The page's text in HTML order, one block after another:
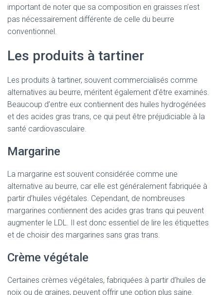
important de noter que sa composition en graisses n’est
pas nécessairement différente de celle du beurre
conventionnel.
Les produits à tartiner
Les produits à tartiner, souvent commercialisés comme
alternatives au beurre, méritent également d’être examinés.
Beaucoup d’entre eux contiennent des huiles hydrogénées
et des acides gras trans, ce qui peut être préjudiciable à la
santé cardiovasculaire.
Margarine
La margarine est souvent considérée comme une
alternative au beurre, car elle est généralement fabriquée à
partir d’huiles végétales. Cependant, de nombreuses
margarines contiennent des acides gras trans qui peuvent
augmenter le LDL. Il est donc essentiel de lire les étiquettes
et de choisir des margarines sans gras trans.
Crème végétale
Certaines crèmes végétales, fabriquées à partir d’huiles de
noix ou de graines, peuvent offrir une option plus saine.